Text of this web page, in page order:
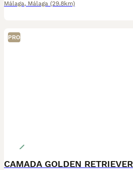
Málaga, Málaga (29.8km)
PRO
CAMADA GOLDEN RETRIEVER